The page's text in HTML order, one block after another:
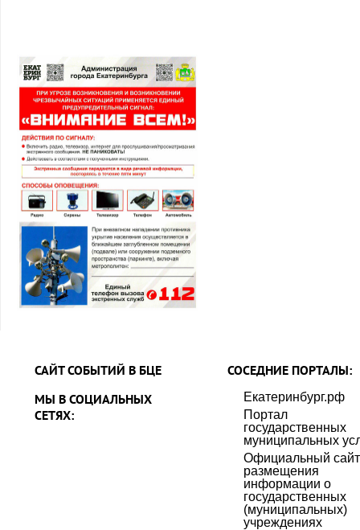
САЙТ СОБЫТИЙ В БЦЕ
МЫ В СОЦИАЛЬНЫХ
СЕТЯХ:
СОСЕДНИЕ ПОРТАЛЫ:
Екатеринбург.рф
Портал
государственных
муниципальных
Официальный
размещения
информации о
государственных
(муниципальных)
учреждениях